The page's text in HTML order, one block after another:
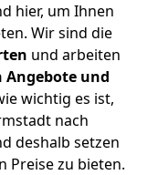
hier, um Ihnen
Wir sind die
und arbeiten
Angebote und
wichtig es ist,
nach
deshalb setzen
Preise zu bieten.